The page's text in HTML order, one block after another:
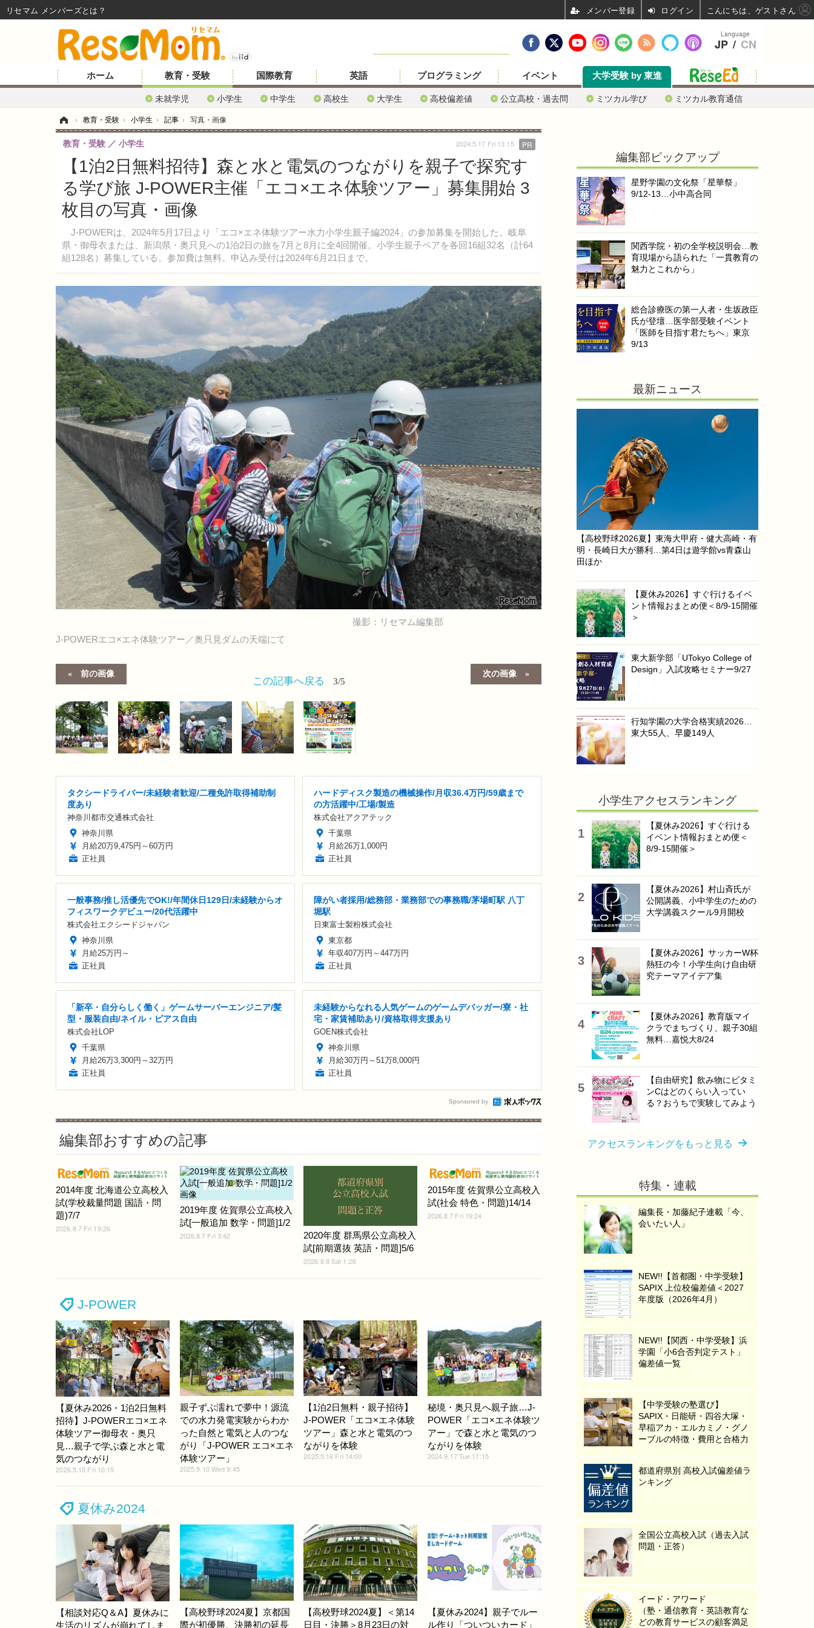
ホーム 教育・受験
未就学児 小学生 中学生 高校生 大学生 高校偏差値 公立高校・過去問 ミツカル学び ミツカル教育通信
国際教育 英語 プログラミング イベント 大学受験 by 東進
› 教育・受験 › 小学生 › 記事 › 写真・画像
【1泊2日無料招待】森と水と電気のつながりを親子で探究す
る学び旅 J-POWER主催「エコ×エネ体験ツアー」募集開始 3
枚目の写真・画像
J-POWERは、2024年5月17日より「エコ×エネ体験ツアー水力小学生親子編2024」の参加募集を開始した。岐阜
県・御母衣または、新潟県・奥只見への1泊2日の旅を7月と8月に全4回開催。小学生親子ペアを各回16組32名（計64
組128名）募集している。参加費は無料。申込み受付は2024年6月21日まで。
教育・受験 小学生 2024.5.17 Fri 13:15 PR
撮影：リセマム編集部
J-POWERエコ×エネ体験ツアー／奥只見ダムの天端にて
前の画像 次の画像
この記事へ戻る 3/5
タクシードライバー/未経験者歓迎/二種免許取得補助制
度あり
神奈川都市交通株式会社
神奈川県
月給20万9,475円～60万円
正社員
ハードディスク製造の機械操作/月収36.4万円/59歳まで
の方活躍中/工場/製造
株式会社アクアテック
千葉県
月給26万1,000円
正社員
一般事務/推し活優先でOK!/年間休日129日/未経験からオ
フィスワークデビュー/20代活躍中
株式会社エクシードジャパン
神奈川県
月給25万円～
正社員
障がい者採用/総務部・業務部での事務職/茅場町駅 八丁
堀駅
日東富士製粉株式会社
東京都
年収407万円～447万円
正社員
「新卒・自分らしく働く」ゲームサーバーエンジニア/髪
型・服装自由/ネイル・ピアス自由
株式会社LOP
千葉県
月給26万3,300円～32万円
正社員
未経験からなれる人気ゲームのゲームデバッガー/寮・社
宅・家賃補助あり/資格取得支援あり
GOEN株式会社
神奈川県
月給30万円～51万8,000円
正社員
Sponsored by
編集部おすすめの記事
2014年度 北海道公立高校入
試(学校裁量問題 国語・問
題)7/7
2026.8.7 Fri 19:26
2019年度 佐賀県公立高校入
試[一般追加 数学・問題]1/2
2026.8.7 Fri 3:42
2020年度 群馬県公立高校入
試[前期選抜 英語・問題]5/6
2026.8.8 Sat 1:26
2015年度 佐賀県公立高校入
試(社会 特色・問題)14/14
2026.8.7 Fri 19:24
J-POWER
【夏休み2026・1泊2日無料
招待】J-POWERエコ×エネ
体験ツアー御母衣・奥只
見…親子で学ぶ森と水と電
気のつながり
2026.5.15 Fri 10:15
親子ずぶ濡れで夢中！源流
での水力発電実験からわか
った自然と電気と人のつな
がり「J-POWER エコ×エネ
体験ツアー」
2025.9.10 Wed 9:45
【1泊2日無料・親子招待】
J-POWER「エコ×エネ体験
ツアー」森と水と電気のつ
ながりを体験
2025.5.16 Fri 14:00
秘境・奥只見へ親子旅…J-
POWER「エコ×エネ体験ツ
アー」で森と水と電気のつ
ながりを体験
2024.9.17 Tue 11:15
夏休み2024
【相談対応Q＆A】夏休みに
生活のリズムが崩れてしま
【高校野球2024夏】京都国
際が初優勝、決勝初の延長
【高校野球2024夏】＜第14
日目・決勝＞8月23日の対
【夏休み2024】親子でルー
ル作り「ついついカード」
編集部ピックアップ
星野学園の文化祭「星華祭」
9/12-13…小中高合同
関西学院・初の全学校説明会…教
育現場から語られた「一貫教育の
魅力とこれから」
総合診療医の第一人者・生坂政臣
氏が登壇…医学部受験イベント
「医師を目指す君たちへ」東京
9/13
最新ニュース
【高校野球2026夏】東海大甲府・健大高崎・有
明・長崎日大が勝利…第4日は遊学館vs青森山
田ほか
【夏休み2026】すぐ行けるイベ
ント情報おまとめ便＜8/9-15開催
＞
東大新学部「UTokyo College of
Design」入試攻略セミナー9/27
行知学園の大学合格実績2026…
東大55人、早慶149人
小学生アクセスランキング
【夏休み2026】すぐ行ける
イベント情報おまとめ便＜
8/9-15開催＞
【夏休み2026】村山斉氏が
公開講義、小中学生のための
大学講義スクール9月開校
【夏休み2026】サッカーW杯
熱狂の今！小学生向け自由研
究テーマアイデア集
【夏休み2026】教育版マイ
クラでまちづくり、親子30組
無料…嘉悦大8/24
【自由研究】飲み物にビタミ
ンCはどのくらい入ってい
る？おうちで実験してみよう
アクセスランキングをもっと見る
特集・連載
編集長・加藤紀子連載「今、
会いたい人」
NEW!!【首都圏・中学受験】
SAPIX 上位校偏差値＜2027
年度版（2026年4月）
NEW!!【関西・中学受験】浜
学園「小6合否判定テスト」
偏差値一覧
【中学受験の塾選び】
SAPIX・日能研・四谷大塚・
早稲アカ・エルカミノ・グノ
ーブルの特徴・費用と合格力
都道府県別 高校入試偏差値ラ
ンキング
全国公立高校入試（過去入試
問題・正答）
イード・アワード
（塾・通信教育・英語教育な
どの教育サービスの顧客満足
Language
JP / CN
リセマム メンバーズ ログイン こんにちは、ゲストさん